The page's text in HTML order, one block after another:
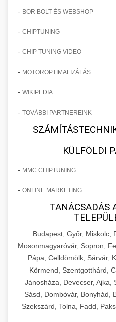
- BOR BOLT ÉS WEBSHOP
- CHIPTUNING
- CHIP TUNING VIDEO
- MOTOROPTIMALIZÁLÁS
- WIKIPEDIA
- TOVÁBBI PARTNEREINK
KÜLFÖLDI
- MMC CHIPTUNING
- ONLINE MARKETING
TANÁCSADÁS
Budapest, Győr, Miskolc,
Mosonmagyaróvár, Sopron,
Pápa, Celldömölk, Sárvár,
Körmend, Szentgotthárd,
Jánosháza, Devecser, Ajka,
Sásd, Dombóvár, Bonyhád,
Szekszárd, Tolna, Fadd,